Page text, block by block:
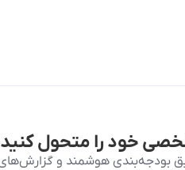
خود را متحول
بودجه‌بندی هوشمند و